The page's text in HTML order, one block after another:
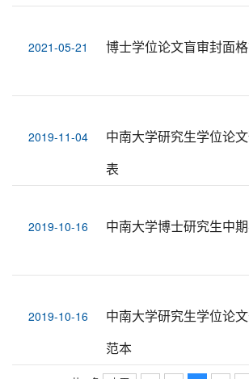
2021-05-21 博士学位论文盲审封面
2019-11-04
中南大学研究生学位论
表
2019-10-16 中南大学博士研究生中
2019-10-16
中南大学研究生学位论
范本